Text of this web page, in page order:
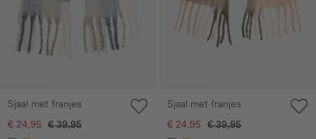
Sjaal met franjes
€ 24,95 € 39,95
Sjaal met franjes
€ 24,95 € 39,95